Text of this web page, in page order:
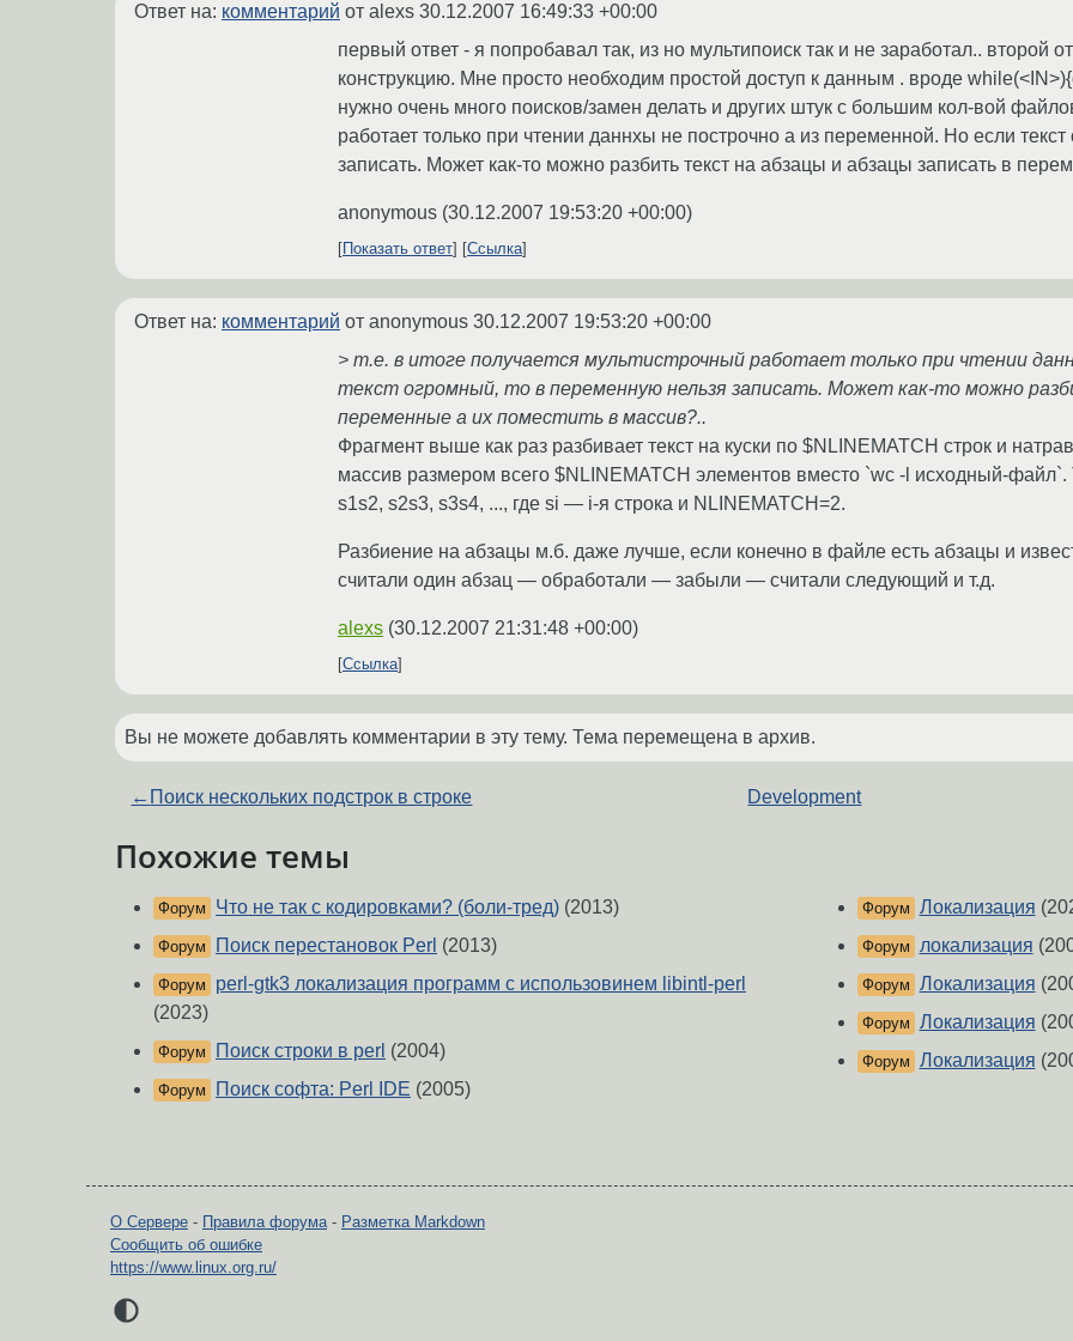
Ответ на: комментарий от alexs 30.12.2007 16:49:33 +00:00
первый ответ - я попробавал так, из но мультипоиск так и не заработал.. второй
конструкцию. Мне просто необходим простой доступ к данным . вроде
нужно очень много поисков/замен делать и других штук с большим кол-вой
работает только при чтении даннхы не построчно а из переменной. Но если
записать. Может как-то можно разбить текст на абзацы и абзацы записать в
anonymous (30.12.2007 19:53:20 +00:00)
Показать ответ Ссылка
Ответ на: комментарий от anonymous 30.12.2007 19:53:20 +00:00
> т.е. в итоге получается мультистрочный работает только при чтении
текст огромный, то в переменную нельзя записать. Может как-то можно
переменные а их поместить в массив?..
Фрагмент выше как раз разбивает текст на куски по $NLINEMATCH строк и
массив размером всего $NLINEMATCH элементов вместо `wc -l исходный-
s1s2, s2s3, s3s4, ..., где si — i-я строка и NLINEMATCH=2.
Разбиение на абзацы м.б. даже лучше, если конечно в файле есть абзацы и
считали один абзац — обработали — забыли — считали следующий и т.д.
alexs (30.12.2007 21:31:48 +00:00)
Ссылка
Вы не можете добавлять комментарии в эту тему. Тема перемещена в архив.
← Поиск нескольких подстрок в строке Development
Похожие темы
Форум Что не так с кодировками? (боли-тред) (2013)
Форум Поиск перестановок Perl (2013)
Форум
perl-gtk3 локализация программ с использовинем libintl-perl
(2023)
Форум Поиск строки в perl (2004)
Форум Поиск софта: Perl IDE (2005)
Форум Локализация
Форум локализация
Форум Локализация
Форум Локализация
Форум Локализация
О Сервере - Правила форума - Разметка Markdown
Сообщить об ошибке
https://www.linux.org.ru/